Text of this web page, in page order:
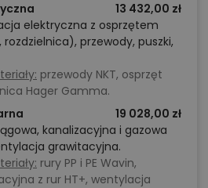
13 432,00 zł
elektryczna z osprzętem
rozdzielnica), przewody, puszki,
przewody NKT, osprzęt
Hager Gamma.
19 028,00 zł
kanalizacyjna i gazowa
grawitacyjna.
rury PP i PE Wavin,
z rur HT+, wentylacja